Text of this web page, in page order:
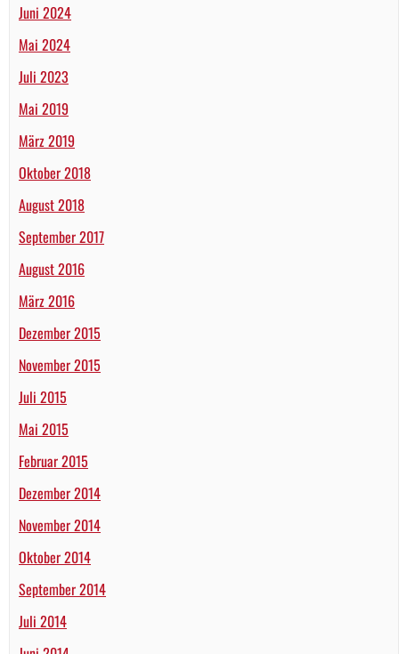
Juni 2024
Mai 2024
Juli 2023
Mai 2019
März 2019
Oktober 2018
August 2018
September 2017
August 2016
März 2016
Dezember 2015
November 2015
Juli 2015
Mai 2015
Februar 2015
Dezember 2014
November 2014
Oktober 2014
September 2014
Juli 2014